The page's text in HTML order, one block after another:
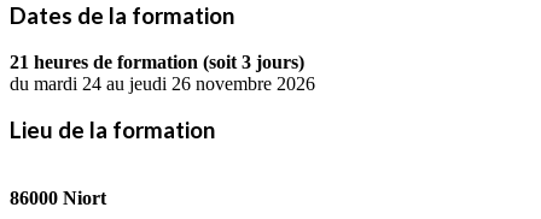
Dates de la formation
21 heures de formation (soit 3 jours)
du mardi 24 au jeudi 26 novembre 2026
Lieu de la formation
86000 Niort